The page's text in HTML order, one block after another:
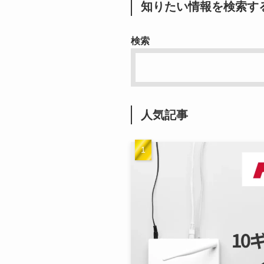
知りたい情報を検索す
検索
人気記事